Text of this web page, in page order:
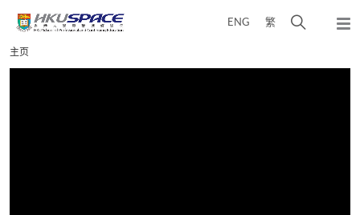
content
ENG 繁
弹
Main
content
主页